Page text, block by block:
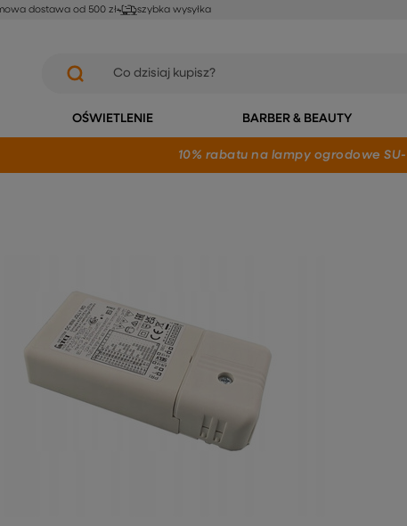
dostawa od 500 zł szybka wysyłka
OŚWIETLENIE BARBER & BEAUTY
10% rabatu na lampy ogrodowe